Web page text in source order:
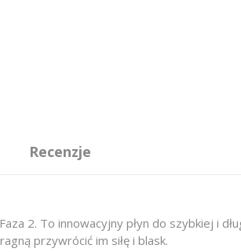
Recenzje
2. To innowacyjny płyn do szybkiej i
przywrócić im siłę i blask.